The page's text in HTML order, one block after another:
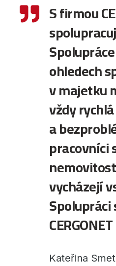
 S firmou
ohledech
v majetku
vždy rychlá
a
pracovníci
vycházejí
Kateřina